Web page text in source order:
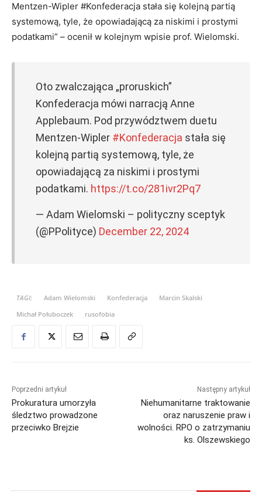
Mentzen-Wipler #Konfederacja stała się kolejną partią
systemową, tyle, że opowiadającą za niskimi i prostymi
podatkami” – ocenił w kolejnym wpisie prof. Wielomski.
Oto zwalczająca „proruskich”
Konfederacja mówi narracją Anne
Applebaum. Pod przywództwem duetu
Mentzen-Wipler #Konfederacja stała się
kolejną partią systemową, tyle, że
opowiadającą za niskimi i prostymi
podatkami. https://t.co/281ivr2Pq7
— Adam Wielomski – polityczny sceptyk
(@PPolityce) December 22, 2024
TAGI: Adam Wielomski Konfederacja
Marcin Skalski
Michał Połuboczek
rusofobia
Poprzedni artykuł
Prokuratura umorzyła
śledztwo prowadzone
przeciwko Brejzie
Następny artykuł
Niehumanitarne traktowanie
oraz naruszenie praw i
wolności. RPO o zatrzymaniu
ks. Olszewskiego